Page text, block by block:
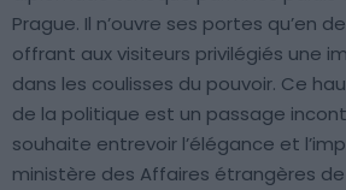
Prague. Il n’ouvre ses portes qu’en
offrant aux visiteurs privilégiés une
dans les coulisses du pouvoir. Ce
de la politique est un passage
souhaite entrevoir l’élégance et
ministère des Affaires étrangères